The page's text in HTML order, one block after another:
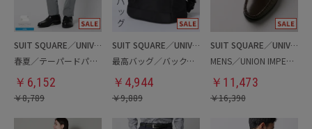
SUIT SQUARE／UNIVERSAL LANGUAGE
春夏／テーパードパンツ
￥ 6,152
￥8,789
SUIT SQUARE／UNIVERSAL LANGUAGE
最高バッグ／バックパック
￥ 4,944
￥9,889
SUIT SQUARE／UNIVERSAL LANGUAGE
MENS／UNION IMPERIAL監修／コインローファー
￥ 11,473
￥16,390